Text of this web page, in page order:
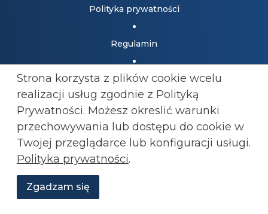
Polityka prywatności
Regulamin
Dołącz do Konfederacji: 501 447 977
kluby@konfederacja.pl
Kontakt dla mediów: 690 868 101
biuro.prasowe@konfederacja.pl
Zobacz uproszczoną wersję strony
Strona korzysta z plików cookie wcelu
realizacji usług zgodnie z Polityką
Prywatności. Możesz okreslić warunki
przechowywania lub dostępu do cookie w
Twojej przeglądarce lub konfiguracji usługi.
Polityka prywatności.
Zgadzam się